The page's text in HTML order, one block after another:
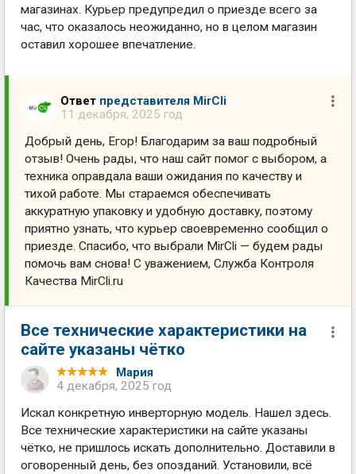
магазинах. Курьер предупредил о приезде всего за
час, что оказалось неожиданно, но в целом магазин
оставил хорошее впечатление.
Ответ представителя MirCli
11 декабря, 2025 год
Добрый день, Егор! Благодарим за ваш подробный
отзыв! Очень рады, что наш сайт помог с выбором, а
техника оправдала ваши ожидания по качеству и
тихой работе. Мы стараемся обеспечивать
аккуратную упаковку и удобную доставку, поэтому
приятно узнать, что курьер своевременно сообщил о
приезде. Спасибо, что выбрали MirCli — будем рады
помочь вам снова! С уважением, Служба Контроля
Качества MirCli.ru
Все технические характеристики на
сайте указаны чётко
Мария
4 декабря, 2025 год
Искал конкретную инверторную модель. Нашел здесь.
Все технические характеристики на сайте указаны
чётко, не пришлось искать дополнительно. Доставили в
оговоренный день, без опозданий. Установили, всё